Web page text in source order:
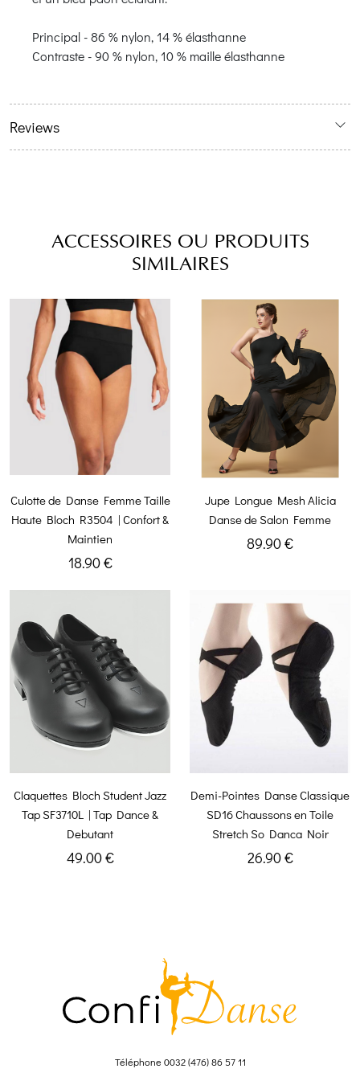
Principal - 86 % nylon, 14 % élasthanne
Contraste - 90 % nylon, 10 % maille élasthanne
Reviews
ACCESSOIRES OU PRODUITS
SIMILAIRES
Culotte de Danse Femme Taille
Haute Bloch R3504 | Confort &
Maintien
18.90 €
Jupe Longue Mesh Alicia
Danse de Salon Femme
89.90 €
Claquettes Bloch Student Jazz
Tap SF3710L | Tap Dance &
Debutant
49.00 €
Demi-Pointes Danse Classique
SD16 Chaussons en Toile
Stretch So Danca Noir
26.90 €
Téléphone 0032 (476) 86 57 11